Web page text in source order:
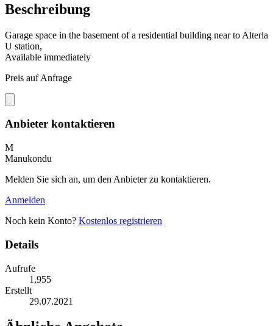
Beschreibung
Garage space in the basement of a residential building near to Alterla
U station,
Available immediately
Preis auf Anfrage
Anbieter kontaktieren
M
Manukondu
Melden Sie sich an, um den Anbieter zu kontaktieren.
Anmelden
Noch kein Konto? Kostenlos registrieren
Details
Aufrufe
1,955
Erstellt
29.07.2021